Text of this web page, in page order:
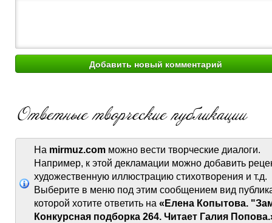
На mirmuz.com можно вести творческие диалоги.
Например, к этой декламации можно добавить
художественную иллюстрацию стихотворения и т.д.
Выберите в меню под этим сообщением вид
которой хотите ответить на «Елена Копытова.
Конкурсная подборка 264. Читает Галия